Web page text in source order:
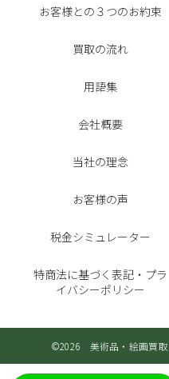
お客様との３つのお約束
買取の流れ
用語集
会社概要
当社の理念
お客様の声
税金シミュレーター
特商法に基づく表記・プラ
イバシーポリシー
©2026 美術品・絵画買